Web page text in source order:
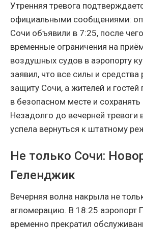
Утренняя тревога
официальными сообщениями:
Сочи объявили в 7:25, после
временные ограничения на
воздушных судов в аэропорту
заявил, что все силы и
защиту Сочи, а жителей и гостей
в безопасном месте и сохранять
Незадолго до вечерней тревоги
успела вернуться к штатному
Не только Сочи:
Геленджик
Вечерняя волна накрыла не
агломерацию. В 18:25 аэропорт
временно прекратил